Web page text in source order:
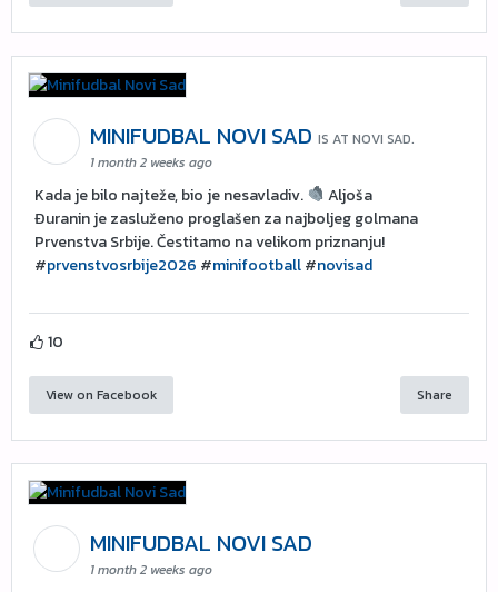
MINIFUDBAL NOVI SAD IS AT NOVI SAD.
1 month 2 weeks ago
Kada je bilo najteže, bio je nesavladiv.
Aljoša
Đuranin je zasluženo proglašen za najboljeg golmana
Prvenstva Srbije. Čestitamo na velikom priznanju!
#prvenstvosrbije2026 #minifootball#novisad
10
View on Facebook Share
MINIFUDBAL NOVI SAD
1 month 2 weeks ago